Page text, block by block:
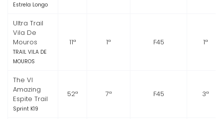
Estrela Longo
Ultra Trail
Vila De
Mouros
TRAIL VILA DE
MOUROS
11ª 1ª F45 1ª
The VI
Amazing
Espite Trail
Sprint K19
52ª 7ª F45 3ª